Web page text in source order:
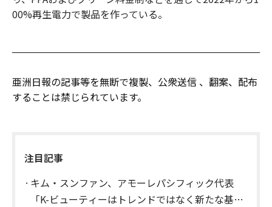
00%再生電力で製品を作っている。
亜洲日報の記事等を無断で複製、公衆送信 、翻案、配布
することは禁じられています。
注目記事
キム・スンファン、アモーレパシフィック代表
「K-ビューティーはトレンドではなく新たな基